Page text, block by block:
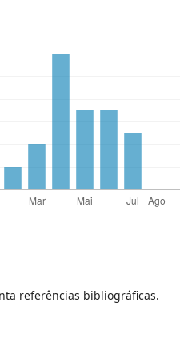
referências bibliográficas.